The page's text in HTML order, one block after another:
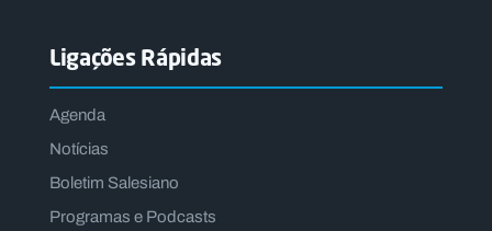
Ligações Rápidas
Agenda
Notícias
Boletim Salesiano
Programas e Podcasts